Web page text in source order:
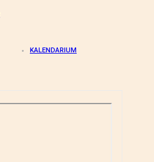
KALENDARIUM